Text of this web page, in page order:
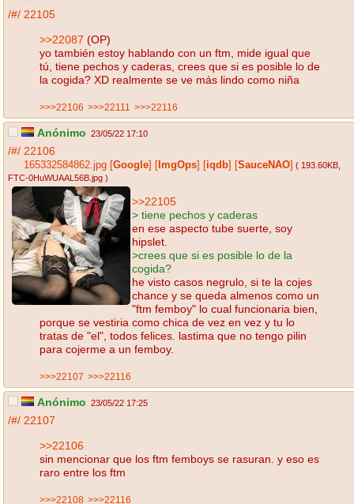
/#/ 22105
>>22087 (OP)
yo también estoy hablando con un ftm, mide igual que
tú, tiene pechos y caderas, crees que si es posible lo de
la cogida? XD realmente se ve más lindo como niña
>>>22106 >>>22111 >>>22116
Anónimo 23/05/22 17:10
/#/ 22106
165332584862.jpg Google ImgOps iqdb SauceNAO ( 193.60KB
FTC-0HuWUAAL56B.jpg )
>>22105
> tiene pechos y caderas
en ese aspecto tube suerte, soy
hipslet.
>crees que si es posible lo de la
cogida?
he visto casos negrulo, si te la cojes
chance y se queda almenos como un
"ftm femboy" lo cual funcionaria bien,
porque se vestiria como chica de vez en vez y tu lo
tratas de "el", todos felices. lastima que no tengo pilin
para cojerme a un femboy.
>>>22107 >>>22116
Anónimo 23/05/22 17:25
/#/ 22107
>>22106
sin mencionar que los ftm femboys se rasuran. y eso es
raro entre los ftm
>>>22108 >>>22116